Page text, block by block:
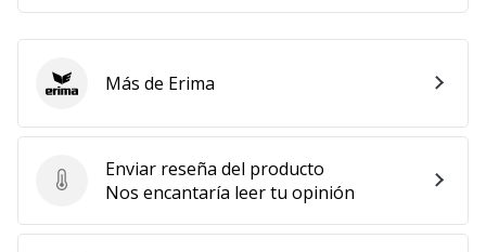
Enviar reseña del producto
Enviar reseña del producto
Nos encantaría leer tu opinión
ErimaMás de Erima